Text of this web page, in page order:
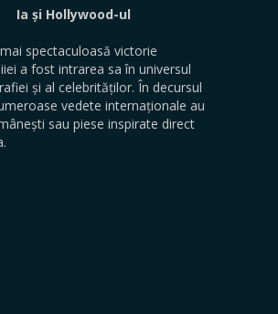
Ia și Hollywood-ul
spectaculoasă victorie
a fost intrarea sa în universul
și al celebrităților. În decursul
vedete internaționale au
sau piese inspirate direct